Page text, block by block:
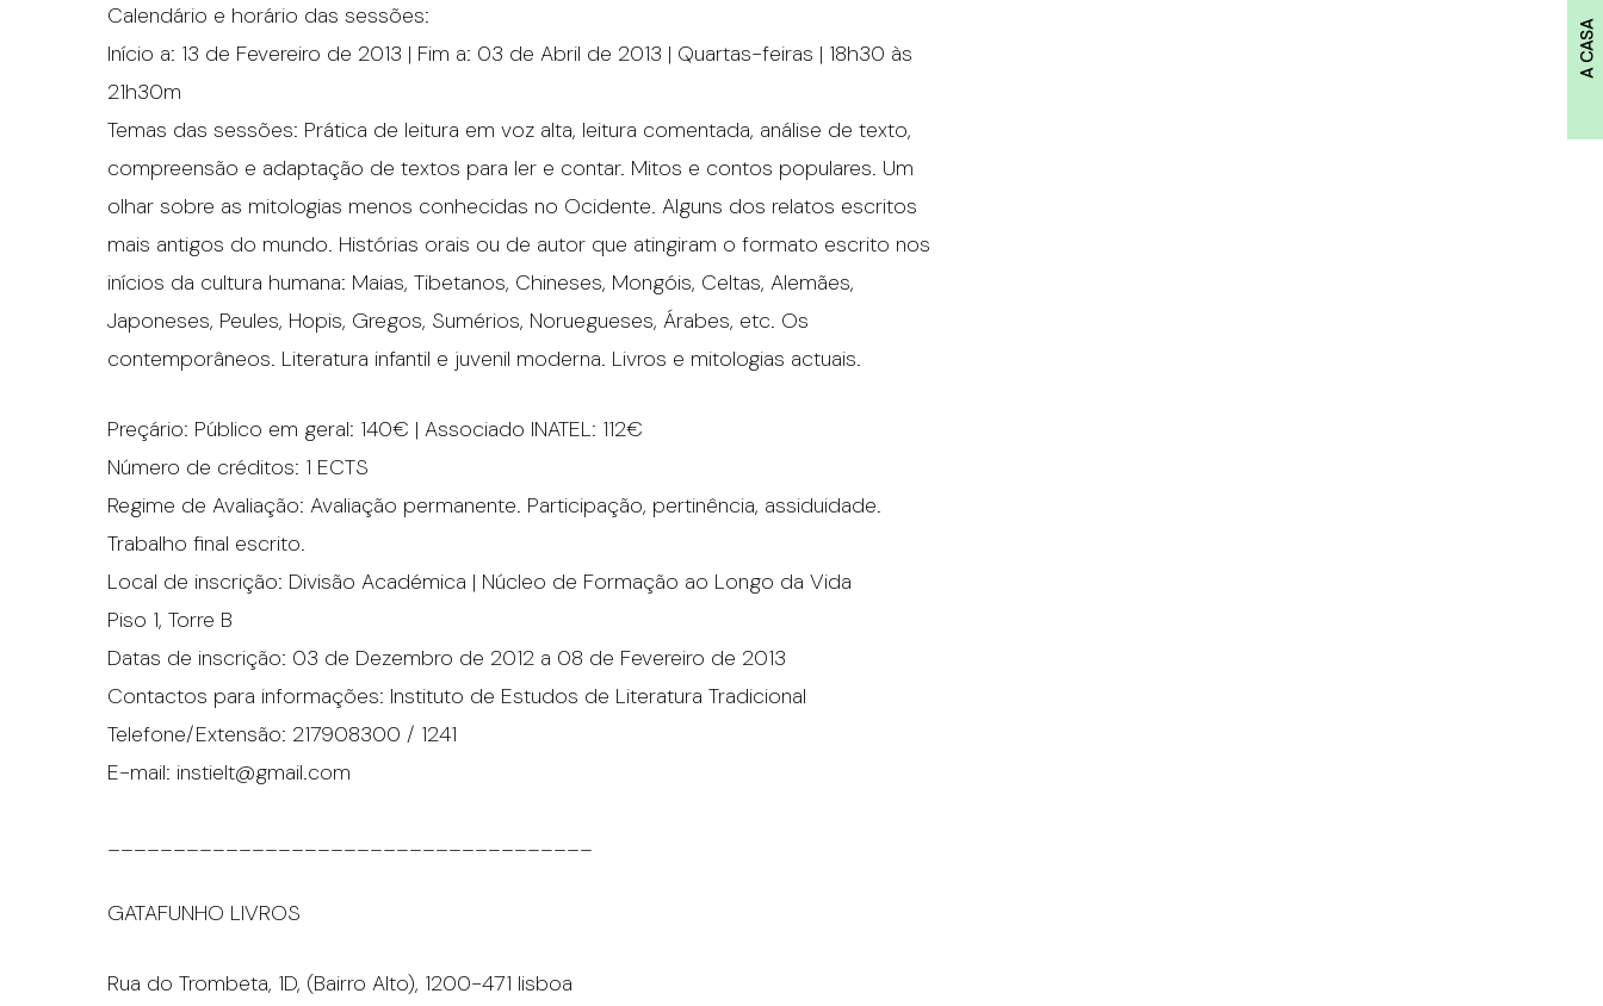
A CASA
Calendário e horário das sessões:
Início a: 13 de Fevereiro de 2013 | Fim a: 03 de Abril de 2013 | Quartas-feiras | 18h30 às
21h30m
Temas das sessões: Prática de leitura em voz alta, leitura comentada, análise de texto,
compreensão e adaptação de textos para ler e contar. Mitos e contos populares. Um
olhar sobre as mitologias menos conhecidas no Ocidente. Alguns dos relatos escritos
mais antigos do mundo. Histórias orais ou de autor que atingiram o formato escrito nos
inícios da cultura humana: Maias, Tibetanos, Chineses, Mongóis, Celtas, Alemães,
Japoneses, Peules, Hopis, Gregos, Sumérios, Noruegueses, Árabes, etc. Os
contemporâneos. Literatura infantil e juvenil moderna. Livros e mitologias actuais.
Preçário: Público em geral: 140€ | Associado INATEL: 112€
Número de créditos: 1 ECTS
Regime de Avaliação: Avaliação permanente. Participação, pertinência, assiduidade.
Trabalho final escrito.
Local de inscrição: Divisão Académica | Núcleo de Formação ao Longo da Vida
Piso 1, Torre B
Datas de inscrição: 03 de Dezembro de 2012 a 08 de Fevereiro de 2013
Contactos para informações: Instituto de Estudos de Literatura Tradicional
Telefone/Extensão: 217908300 / 1241
E-mail: instielt@gmail.com
_____________________________________
GATAFUNHO LIVROS
Rua do Trombeta, 1D, (Bairro Alto), 1200-471 lisboa